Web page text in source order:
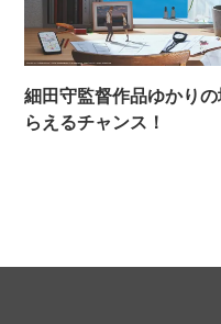
細田守監督作品ゆかり
らえるチャンス！